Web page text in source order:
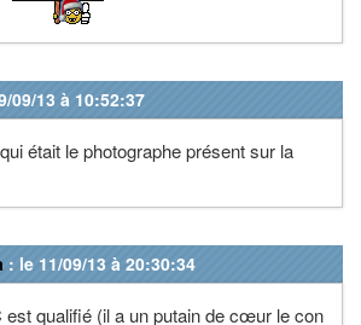
09/13 à 10:52:37
était le photographe présent sur la
: le 11/09/13 à 20:30:34
est qualifié (il a un putain de cœur le con